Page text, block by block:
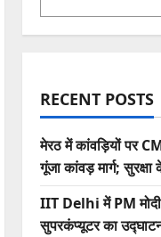
RECENT POSTS
मेरठ में कांवड़ियों पर
गूंजा कांवड़ मार्ग;
IIT Delhi में PM मोदी
सुपरकंप्यूटर का